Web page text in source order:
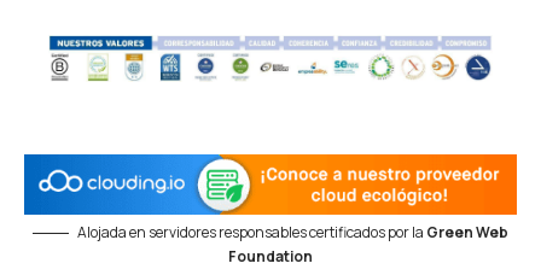
Alojada en servidores responsables certificados por la Green Web
Foundation